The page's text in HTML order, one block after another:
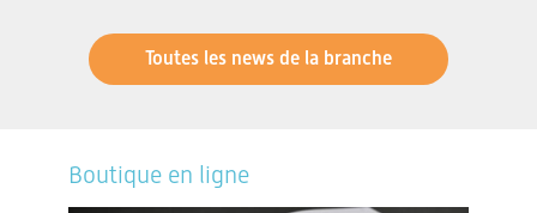
Toutes les news de la branche
Boutique en ligne